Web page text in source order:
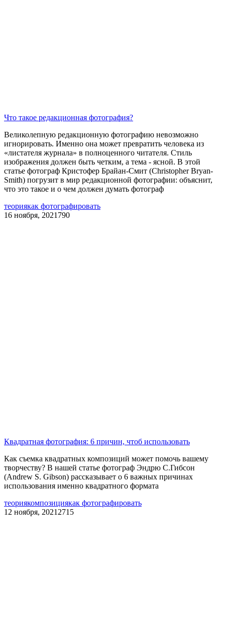
Что такое редакционная фотография?
Великолепную редакционную фотографию невозможно
игнорировать. Именно она может превратить человека из
«листателя журнала» в полноценного читателя. Стиль
изображения должен быть четким, а тема - ясной. В этой
статье фотограф Кристофер Брайан-Смит (Christopher Bryan-
Smith) погрузит в мир редакционной фотографии: объяснит,
что это такое и о чем должен думать фотограф
теориякак фотографировать
16 ноября, 2021 790
Квадратная фотография: 6 причин, чтоб использовать
Как съемка квадратных композиций может помочь вашему
творчеству? В нашей статье фотограф Эндрю С.Гибсон
(Andrew S. Gibson) рассказывает о 6 важных причинах
использования именно квадратного формата
теориякомпозициякак фотографировать
12 ноября, 2021 2715